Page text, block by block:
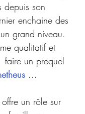
depuis son
enchaine des
grand niveau.
qualitatif et
faire un prequel
...
un rôle sur